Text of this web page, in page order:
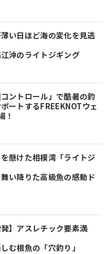
い日ほど海の変化を見逃
沖のライトジギング
コントロール」で酷暑の釣
ートするFREEKNOTウェ
！
懸けた相模湾「ライトジ
い降りた高級魚の感動ド
発】アスレチック要素満
む根魚の「穴釣り」